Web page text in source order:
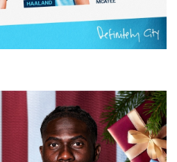
Quân sự - Quốc phòng